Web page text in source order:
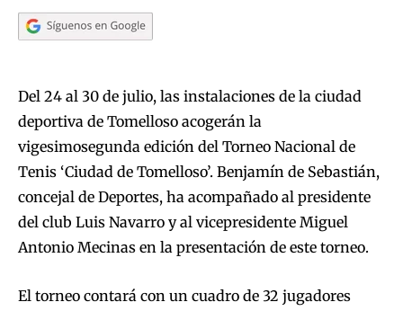
Del 24 al 30 de julio, las instalaciones de la ciudad
deportiva de Tomelloso acogerán la
vigesimosegunda edición del Torneo Nacional de
Tenis ‘Ciudad de Tomelloso’. Benjamín de Sebastián,
concejal de Deportes, ha acompañado al presidente
del club Luis Navarro y al vicepresidente Miguel
Antonio Mecinas en la presentación de este torneo.
El torneo contará con un cuadro de 32 jugadores